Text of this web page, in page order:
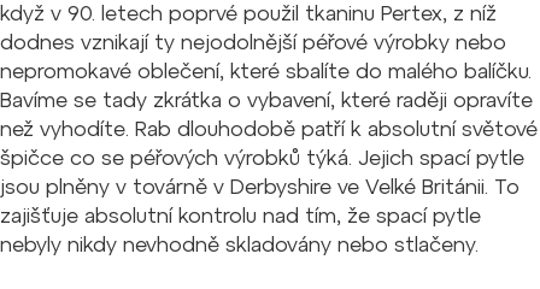
když v 90. letech poprvé použil tkaninu Pertex, z níž
dodnes vznikají ty nejodolnější péřové výrobky nebo
nepromokavé oblečení, které sbalíte do malého balíčku.
Bavíme se tady zkrátka o vybavení, které raději opravíte
než vyhodíte. Rab dlouhodobě patří k absolutní světové
špičce co se péřových výrobků týká. Jejich spací pytle
jsou plněny v továrně v Derbyshire ve Velké Británii. To
zajišťuje absolutní kontrolu nad tím, že spací pytle
nebyly nikdy nevhodně skladovány nebo stlačeny.